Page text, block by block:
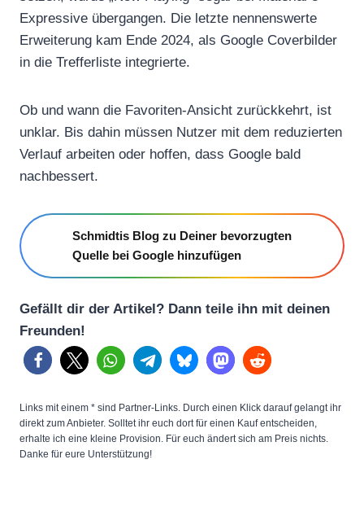
Expressive übergangen. Die letzte nennenswerte
Erweiterung kam Ende 2024, als Google Coverbilder
in die Trefferliste integrierte.
Ob und wann die Favoriten-Ansicht zurückkehrt, ist
unklar. Bis dahin müssen Nutzer mit dem reduzierten
Verlauf arbeiten oder hoffen, dass Google bald
nachbessert.
Schmidtis Blog zu Deiner bevorzugten
Quelle bei Google hinzufügen
Gefällt dir der Artikel? Dann teile ihn mit deinen
Freunden!
Links mit einem * sind Partner-Links. Durch einen Klick darauf gelangt ihr
direkt zum Anbieter. Solltet ihr euch dort für einen Kauf entscheiden,
erhalte ich eine kleine Provision. Für euch ändert sich am Preis nichts.
Danke für eure Unterstützung!